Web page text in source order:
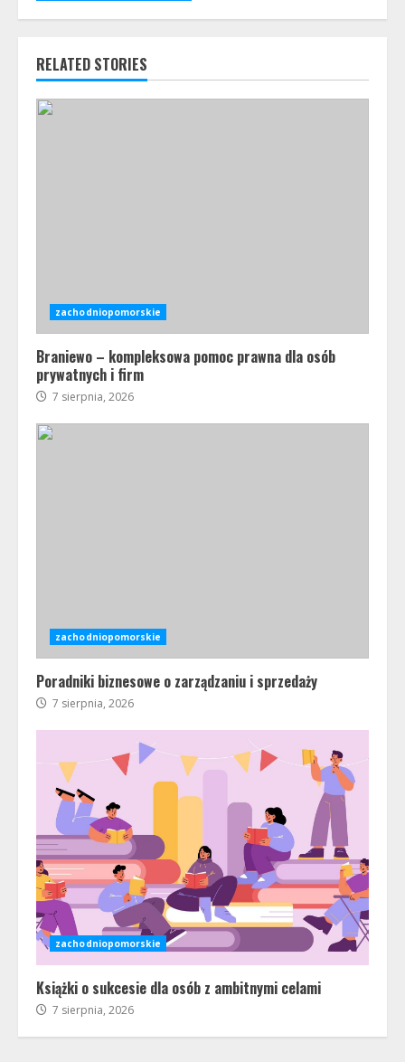
RELATED STORIES
zachodniopomorskie
Braniewo – kompleksowa pomoc prawna dla osób
prywatnych i firm
7 sierpnia, 2026
zachodniopomorskie
Poradniki biznesowe o zarządzaniu i sprzedaży
7 sierpnia, 2026
zachodniopomorskie
Książki o sukcesie dla osób z ambitnymi celami
7 sierpnia, 2026